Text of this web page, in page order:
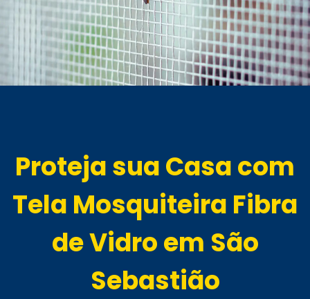
Proteja sua Casa com
Tela Mosquiteira Fibra
de Vidro em São
Sebastião